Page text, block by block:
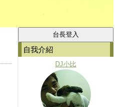
自我介紹
DJ小比